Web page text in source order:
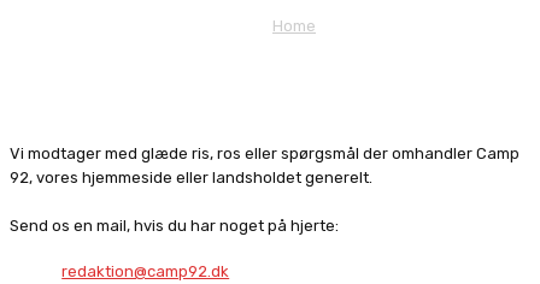
Home
Vi modtager med glæde ris, ros eller spørgsmål der omhandler Camp
92, vores hjemmeside eller landsholdet generelt.
Send os en mail, hvis du har noget på hjerte:
redaktion@camp92.dk